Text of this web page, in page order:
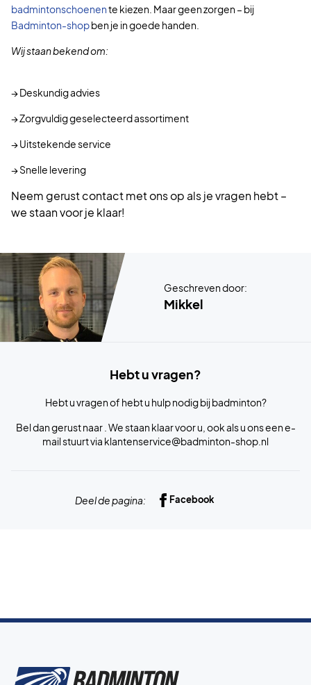
badmintonschoenente kiezen. Maar geen zorgen – bij
Badminton-shopben je in goede handen.
Wij staan bekend om:
→ Deskundig advies
→ Zorgvuldig geselecteerd assortiment
→ Uitstekende service
→ Snelle levering
Neem gerust contact met ons op als je vragen hebt –
we staan voor je klaar!
Geschreven door:
Mikkel
Hebt u vragen?
Hebt u vragen of hebt u hulp nodig bij badminton?
Bel dan gerust naar . We staan klaar voor u, ook als u ons een e-
mail stuurt via klantenservice@badminton-shop.nl
Deel de pagina: Facebook